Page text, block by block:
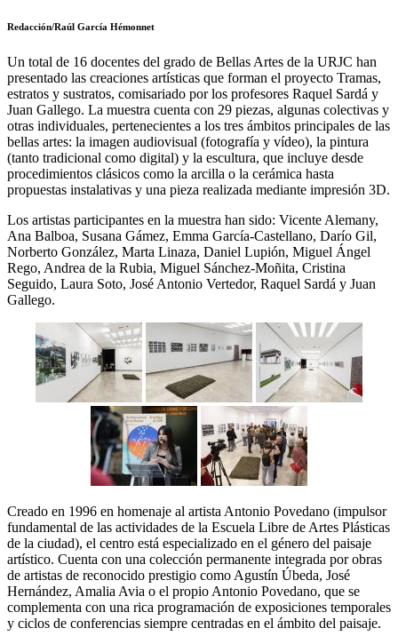
Redacción/Raúl García Hémonnet
Un total de 16 docentes del grado de Bellas Artes de la URJC han
presentado las creaciones artísticas que forman el proyecto Tramas,
estratos y sustratos, comisariado por los profesores Raquel Sardá y
Juan Gallego. La muestra cuenta con 29 piezas, algunas colectivas y
otras individuales, pertenecientes a los tres ámbitos principales de las
bellas artes: la imagen audiovisual (fotografía y vídeo), la pintura
(tanto tradicional como digital) y la escultura, que incluye desde
procedimientos clásicos como la arcilla o la cerámica hasta
propuestas instalativas y una pieza realizada mediante impresión 3D.
Los artistas participantes en la muestra han sido: Vicente Alemany,
Ana Balboa, Susana Gámez, Emma García-Castellano, Darío Gil,
Norberto González, Marta Linaza, Daniel Lupión, Miguel Ángel
Rego, Andrea de la Rubia, Miguel Sánchez-Moñita, Cristina
Seguido, Laura Soto, José Antonio Vertedor, Raquel Sardá y Juan
Gallego.
Creado en 1996 en homenaje al artista Antonio Povedano (impulsor
fundamental de las actividades de la Escuela Libre de Artes Plásticas
de la ciudad), el centro está especializado en el género del paisaje
artístico. Cuenta con una colección permanente integrada por obras
de artistas de reconocido prestigio como Agustín Úbeda, José
Hernández, Amalia Avia o el propio Antonio Povedano, que se
complementa con una rica programación de exposiciones temporales
y ciclos de conferencias siempre centradas en el ámbito del paisaje.